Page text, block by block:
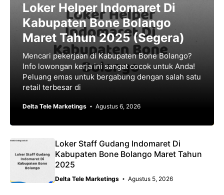
Loker Helper Indomaret Di
Kabupaten Bone Bolango
Maret Tahun 2025 (Segera)
Mencari pekerjaan di Kabupaten Bone Bolango?
Info lowongan kerja ini sangat cocok untuk Anda!
Peluang emas untuk bergabung dengan salah satu
retail terbesar di
Delta Tele Marketings Agustus 6, 2026
Loker Staff Gudang Indomaret Di
Kabupaten Bone Bolango Maret Tahun
2025
Delta Tele Marketings Agustus 5, 2026